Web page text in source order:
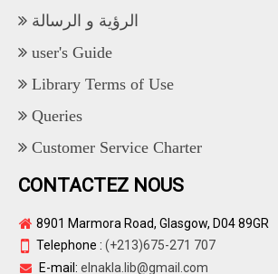
الرؤية و الرسالة
user's Guide
Library Terms of Use
Queries
Customer Service Charter
CONTACTEZ NOUS
8901 Marmora Road, Glasgow, D04 89GR
Telephone : (+213)675-271 707
E-mail: elnakla.lib@gmail.com